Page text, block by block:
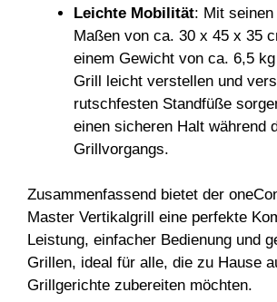
Leichte Mobilität: Mit
Maßen von ca. 30 x 45 x 35
einem Gewicht von ca. 6,5
Grill leicht verstellen und
rutschfesten Standfüße
einen sicheren Halt während
Grillvorgangs.
Zusammenfassend bietet der
Master Vertikalgrill eine perfekte
Leistung, einfacher Bedienung und
Grillen, ideal für alle, die zu Hause
Grillgerichte zubereiten möchten.